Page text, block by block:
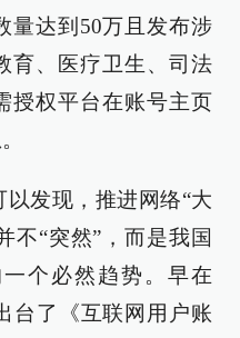
量达到50万且发布涉
育、医疗卫生、司法
授权平台在账号主页
发现，推进网络“大
不“突然”，而是我国
个必然趋势。早在
台了《互联网用户账